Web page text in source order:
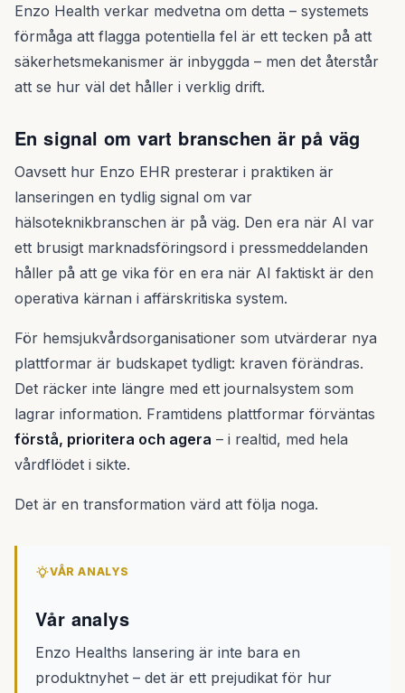
Enzo Health verkar medvetna om detta – systemets
förmåga att flagga potentiella fel är ett tecken på att
säkerhetsmekanismer är inbyggda – men det återstår
att se hur väl det håller i verklig drift.
En signal om vart branschen är på väg
Oavsett hur Enzo EHR presterar i praktiken är
lanseringen en tydlig signal om var
hälsoteknikbranschen är på väg. Den era när AI var
ett brusigt marknadsföringsord i pressmeddelanden
håller på att ge vika för en era när AI faktiskt är den
operativa kärnan i affärskritiska system.
För hemsjukvårdsorganisationer som utvärderar nya
plattformar är budskapet tydligt: kraven förändras.
Det räcker inte längre med ett journalsystem som
lagrar information. Framtidens plattformar förväntas
förstå, prioritera och agera – i realtid, med hela
vårdflödet i sikte.
Det är en transformation värd att följa noga.
VÅR ANALYS
Vår analys
Enzo Healths lansering är inte bara en
produktnyhet – det är ett prejudikat för hur